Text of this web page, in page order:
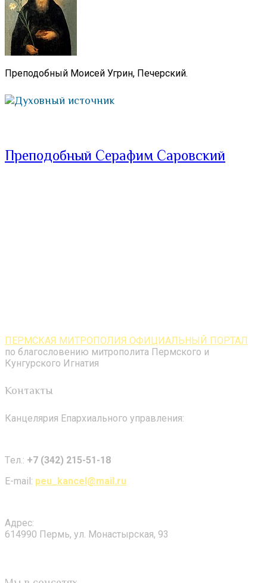
Преподобный Моисей Угрин, Печерский.
Духовный источник
Преподобный Серафим Саровский
ПЕРМСКАЯ МИТРОПОЛИЯ ОФИЦИАЛЬНЫЙ ПОРТАЛ
по благословению митрополита Пермского и
Кунгурского Игнатия
Контакты
Канцелярия Епархиального управления:
Tел.: +7 (342) 215-51-18
E-mail: peu_kancel@mail.ru
Адрес:
614990 Пермь, ул. Монастырская, 93